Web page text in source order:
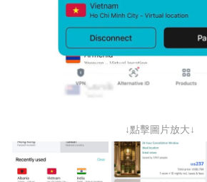
↓點擊圖片放大↓